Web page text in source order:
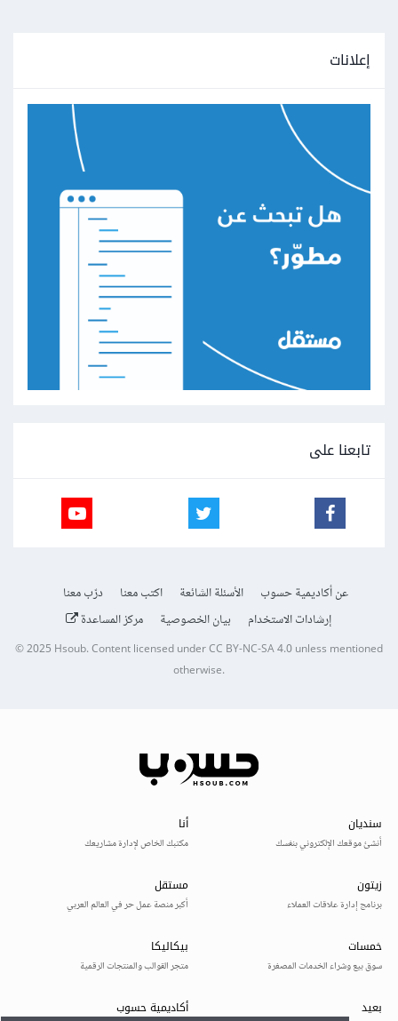
إعلانات
تابعنا على
عن أكاديمية حسوب الأسئلة الشائعة اكتب معنا
درّب معنا
إرشادات الاستخدام
بيان الخصوصية مركز المساعدة
© 2025Hsoub.Content licensed underCC BY-NC-SA 4.0unless mentioned
otherwise.